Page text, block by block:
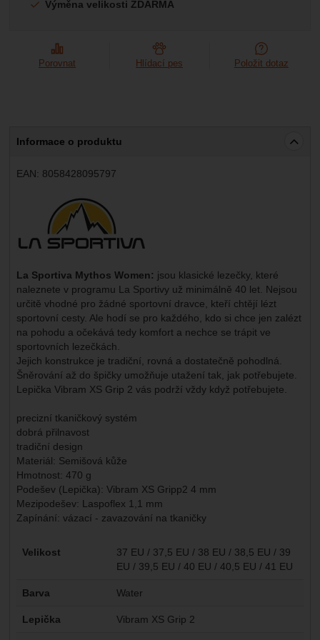
Výměna velikosti ZDARMA
Porovnat Hlídací pes Položit dotaz
Informace o produktu
EAN: 8058428095797
La Sportiva Mythos Women: jsou klasické lezečky, které
naleznete v programu La Sportivy už minimálně 40 let. Nejsou
určitě vhodné pro žádné sportovní dravce, kteří chtějí lézt
sportovní cesty. Ale hodí se pro každého, kdo si chce jen zalézt
na pohodu a očekává tedy komfort a nechce se trápit ve
sportovních lezečkách.
Jejich konstrukce je tradiční, rovná a dostatečně pohodlná.
Šněrování až do špičky umožňuje utažení tak, jak potřebujete.
Lepička Vibram XS Grip 2 vás podrží vždy když potřebujete.
precizní tkaničkový systém
dobrá přilnavost
tradiční design
Materiál: Semišová kůže
Hmotnost: 470 g
Podešev (Lepička): Vibram XS Gripp2 4 mm
Mezipodešev: Laspoflex 1,1 mm
Zapínání: vázací - zavazování na tkaničky
Parametry
Velikost
37 EU / 37,5 EU / 38 EU / 38,5 EU / 39
EU / 39,5 EU / 40 EU / 40,5 EU / 41 EU
Barva Water
Lepička Vibram XS Grip 2